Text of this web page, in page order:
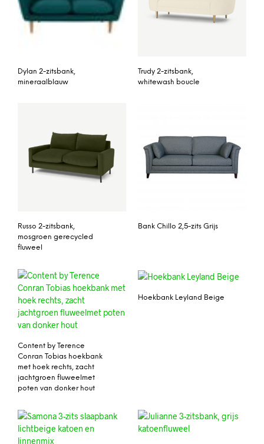
Dylan 2-zitsbank,
mineraalblauw
Trudy 2-zitsbank,
whitewash boucle
Russo 2-zitsbank,
mosgroen gerecycled
fluweel
Bank Chillo 2,5-zits Grijs
Content by Terence
Conran Tobias hoekbank
met hoek rechts, zacht
jachtgroen fluweelmet
poten van donker hout
Hoekbank Leyland Beige